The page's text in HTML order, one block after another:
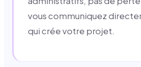
vous communiquez
qui crée votre projet.